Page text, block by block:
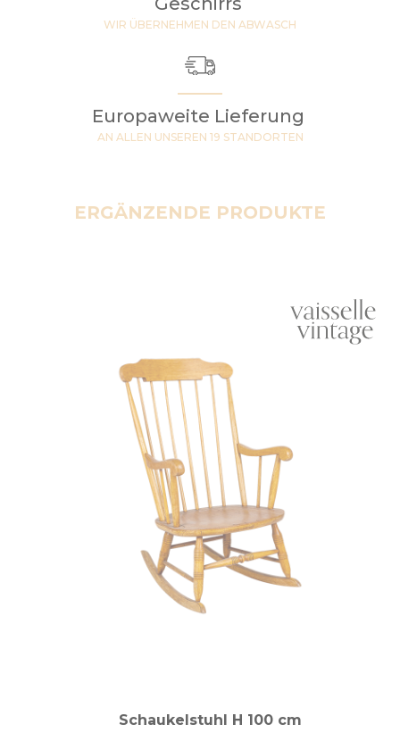
WIR ÜBERNEHMEN DEN ABWASCH
Europaweite Lieferung
AN ALLEN UNSEREN 19 STANDORTEN
ERGÄNZENDE PRODUKTE
Schaukelstuhl H 100 cm